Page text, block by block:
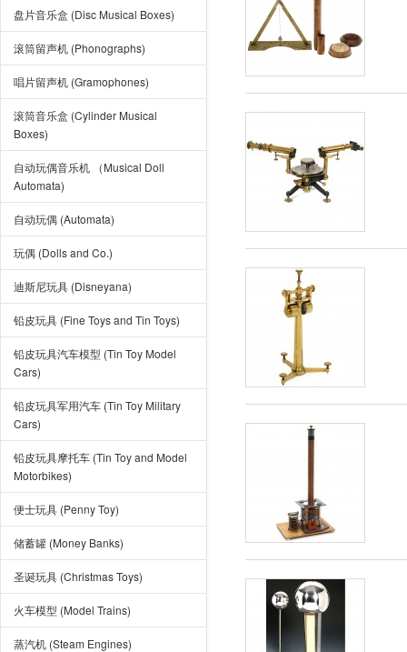
盘片音乐盒 (Disc Musical Boxes)
滚筒留声机 (Phonographs)
唱片留声机 (Gramophones)
滚筒音乐盒 (Cylinder Musical
Boxes)
自动玩偶音乐机 （Musical Doll
Automata)
自动玩偶 (Automata)
玩偶 (Dolls and Co.)
迪斯尼玩具 (Disneyana)
铅皮玩具 (Fine Toys and Tin Toys)
铅皮玩具汽车模型 (Tin Toy Model
Cars)
铅皮玩具军用汽车 (Tin Toy Military
Cars)
铅皮玩具摩托车 (Tin Toy and Model
Motorbikes)
便士玩具 (Penny Toy)
储蓄罐 (Money Banks)
圣诞玩具 (Christmas Toys)
火车模型 (Model Trains)
蒸汽机 (Steam Engines)